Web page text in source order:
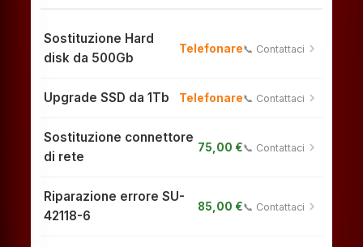
Sostituzione Hard
disk da 500Gb
Telefonare📞 Contattaci chevron_right
Upgrade SSD da 1Tb Telefonare📞 Contattaci chevron_right
Sostituzione connettore
di rete
75,00 €📞 Contattaci chevron_right
Riparazione errore SU-
42118-6
85,00 €📞 Contattaci chevron_right